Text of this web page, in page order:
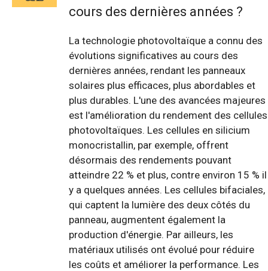
cours des dernières années ?
La technologie photovoltaïque a connu des
évolutions significatives au cours des
dernières années, rendant les panneaux
solaires plus efficaces, plus abordables et
plus durables. L'une des avancées majeures
est l'amélioration du rendement des cellules
photovoltaïques. Les cellules en silicium
monocristallin, par exemple, offrent
désormais des rendements pouvant
atteindre 22 % et plus, contre environ 15 % il
y a quelques années. Les cellules bifaciales,
qui captent la lumière des deux côtés du
panneau, augmentent également la
production d'énergie. Par ailleurs, les
matériaux utilisés ont évolué pour réduire
les coûts et améliorer la performance. Les